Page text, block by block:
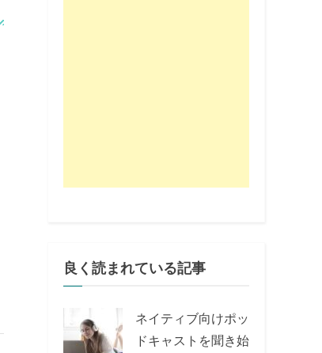
良く読まれている記事
ネイティブ向けポッ
ドキャストを聞き始